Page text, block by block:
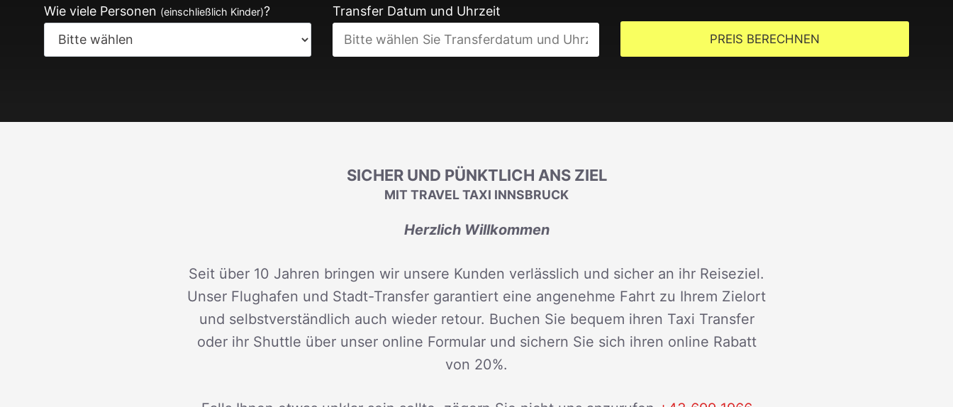
Wie viele Personen (einschließlich Kinder)? Transfer Datum und Uhrzeit
PREIS BERECHNEN
SICHER UND PÜNKTLICH ANS ZIEL
MIT TRAVEL TAXI INNSBRUCK
Herzlich Willkommen
Seit über 10 Jahren bringen wir unsere Kunden verlässlich und sicher an ihr Reiseziel.
Unser Flughafen und Stadt-Transfer garantiert eine angenehme Fahrt zu Ihrem Zielort
und selbstverständlich auch wieder retour. Buchen Sie bequem ihren Taxi Transfer
oder ihr Shuttle über unser online Formular und sichern Sie sich ihren online Rabatt
von 20%.